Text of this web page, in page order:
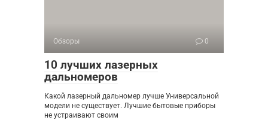
Обзоры 0
10 лучших лазерных
дальномеров
Какой лазерный дальномер лучше Универсальной
модели не существует. Лучшие бытовые приборы
не устраивают своим